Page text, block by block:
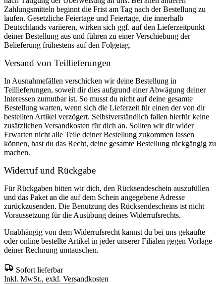
Zahlungsmitteln beginnt die Frist am Tag nach der Bestellung zu
laufen. Gesetzliche Feiertage und Feiertage, die innerhalb
Deutschlands variieren, wirken sich ggf. auf den Lieferzeitpunkt
deiner Bestellung aus und führen zu einer Verschiebung der
Belieferung frühestens auf den Folgetag.
Versand von Teillieferungen
In Ausnahmefällen verschicken wir deine Bestellung in
Teillieferungen, soweit dir dies aufgrund einer Abwägung deiner
Interessen zumutbar ist. So musst du nicht auf deine gesamte
Bestellung warten, wenn sich die Lieferzeit für einen der von dir
bestellten Artikel verzögert. Selbstverständlich fallen hierfür keine
zusätzlichen Versandkosten für dich an. Sollten wir dir wider
Erwarten nicht alle Teile deiner Bestellung zukommen lassen
können, hast du das Recht, deine gesamte Bestellung rückgängig zu
machen.
Widerruf und Rückgabe
Für Rückgaben bitten wir dich, den Rücksendeschein auszufüllen
und das Paket an die auf dem Schein angegebene Adresse
zurückzusenden. Die Benutzung des Rücksendescheins ist nicht
Voraussetzung für die Ausübung deines Widerrufsrechts.
Unabhängig von dem Widerrufsrecht kannst du bei uns gekaufte
oder online bestellte Artikel in jeder unserer Filialen gegen Vorlage
deiner Rechnung umtauschen.
Sofort lieferbar
Inkl. MwSt., exkl. Versandkosten